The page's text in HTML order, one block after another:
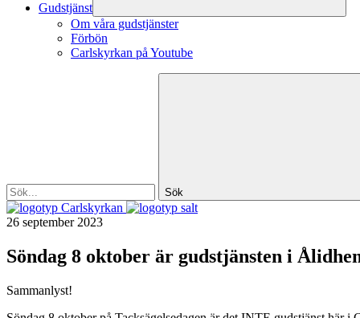
Gudstjänst
Om våra gudstjänster
Förbön
Carlskyrkan på Youtube
Sök
Carlskyrkan
26 september 2023
Söndag 8 oktober är gudstjänsten i
Sammanlyst!